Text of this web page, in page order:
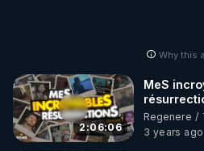
🌱 INSTAGRAM
https://www.instagram.com/
Why this
2:06:06
MeS
Regenere /
3 years ago